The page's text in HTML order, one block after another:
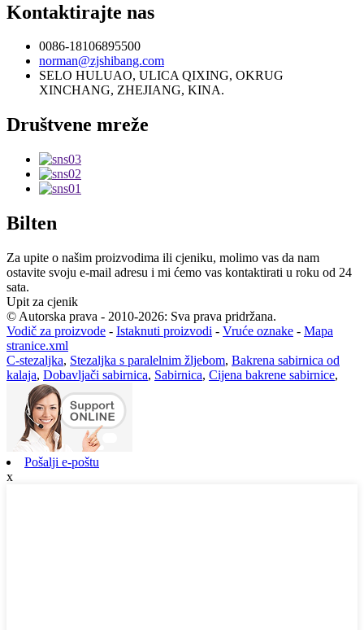
Kontaktirajte nas
0086-18106895500
norman@zjshibang.com
SELO HULUAO, ULICA QIXING, OKRUG
XINCHANG, ZHEJIANG, KINA.
Društvene mreže
Bilten
Za upite o našim proizvodima ili cjeniku, molimo vas da nam
ostavite svoju e-mail adresu i mi ćemo vas kontaktirati u roku od 24
sata.
Upit za cjenik
© Autorska prava - 2010-2026: Sva prava pridržana.
Vodič za proizvode - Istaknuti proizvodi - Vruće oznake - Mapa
stranice.xml
C-stezaljka, Stezaljka s paralelnim žljebom, Bakrena sabirnica od
kalaja, Dobavljači sabirnica, Sabirnica, Cijena bakrene sabirnice,
Pošalji e-poštu
x